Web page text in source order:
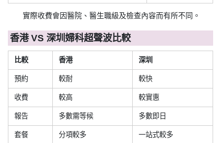
實際收費會因醫院、醫生職級及檢查內容而有所不同。
香港 VS 深圳婦科超聲波比較
比較 香港 深圳
預約 較耐 較快
收費 較高 較實惠
報告 多數需等候 多數即日
套餐 分項較多 一站式較多